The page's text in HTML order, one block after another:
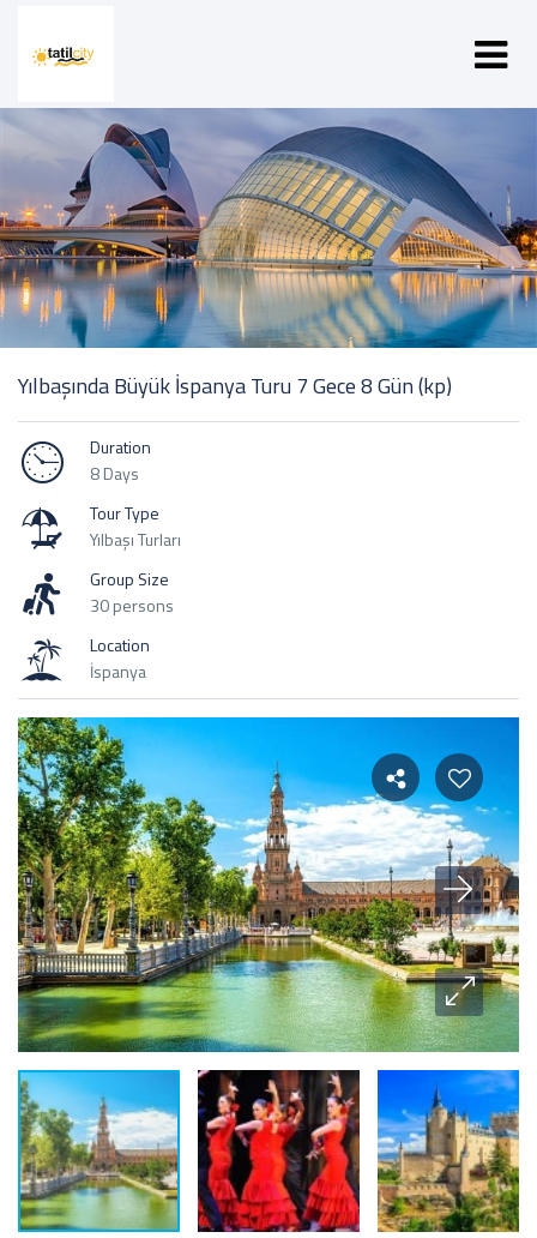
Yılbaşında Büyük İspanya Turu 7 Gece 8 Gün (kp)
Duration
8 Days
Tour Type
Yılbaşı Turları
Group Size
30 persons
Location
İspanya